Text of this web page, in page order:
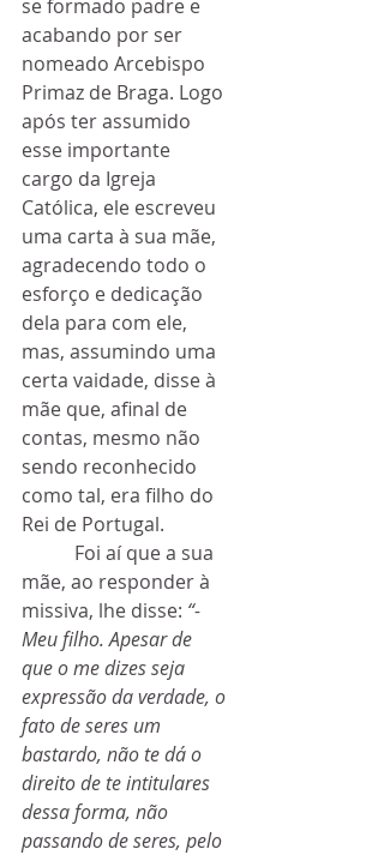
se formado padre e
acabando por ser
nomeado Arcebispo
Primaz de Braga. Logo
após ter assumido
esse importante
cargo da Igreja
Católica, ele escreveu
uma carta à sua mãe,
agradecendo todo o
esforço e dedicação
dela para com ele,
mas, assumindo uma
certa vaidade, disse à
mãe que, afinal de
contas, mesmo não
sendo reconhecido
como tal, era filho do
Rei de Portugal.
mãe, ao responder à
missiva, lhe disse: “-
Meu filho. Apesar de
que o me dizes seja
expressão da verdade, o
fato de seres um
bastardo, não te dá o
direito de te intitulares
dessa forma, não
passando de seres, pelo